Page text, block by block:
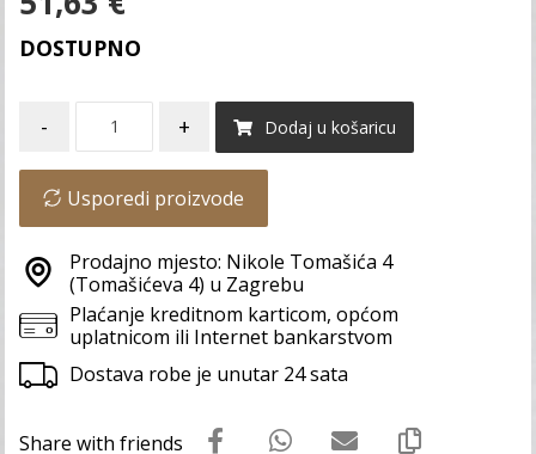
DOSTUPNO
- + Dodaj u košaricu
Usporedi proizvode
Prodajno mjesto: Nikole Tomašića 4
(Tomašićeva 4) u Zagrebu
Plaćanje kreditnom karticom, općom
uplatnicom ili Internet bankarstvom
Dostava robe je unutar 24 sata